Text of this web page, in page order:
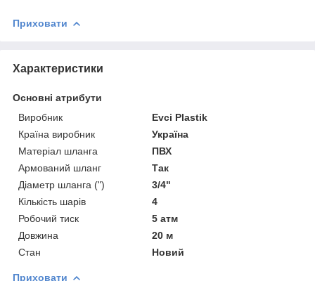
Приховати
Характеристики
Основні атрибути
Виробник
Evci Plastik
Країна виробник
Україна
Матеріал шланга
ПВХ
Армований шланг
Так
Діаметр шланга (")
3/4"
Кількість шарів
4
Робочий тиск
5 атм
Довжина
20 м
Стан
Новий
Приховати